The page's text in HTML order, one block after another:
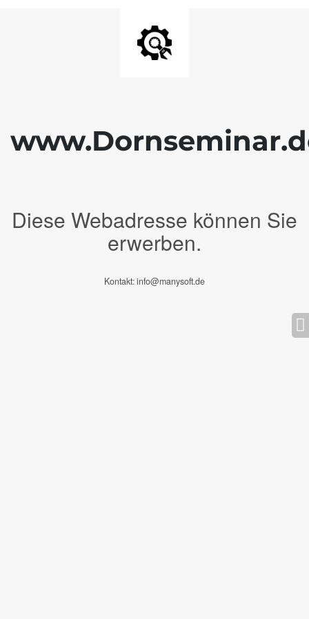
Diese Webadresse können Sie
erwerben.
Kontakt: info@manysoft.de